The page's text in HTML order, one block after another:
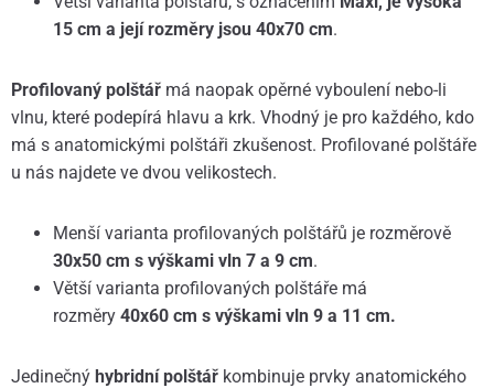
15 cm a její rozměry jsou 40x70 cm.
Profilovaný polštář má naopak opěrné vyboulení nebo-li
vlnu, které podepírá hlavu a krk. Vhodný je pro každého, kdo
má s anatomickými polštáři zkušenost. Profilované polštáře
u nás najdete ve dvou velikostech.
Menší varianta profilovaných polštářů je rozměrově
30x50 cm s výškami vln 7 a 9 cm.
Větší varianta profilovaných polštáře má
rozměry 40x60 cm s výškami vln 9 a 11 cm.
Jedinečný hybridní polštář kombinuje prvky anatomického